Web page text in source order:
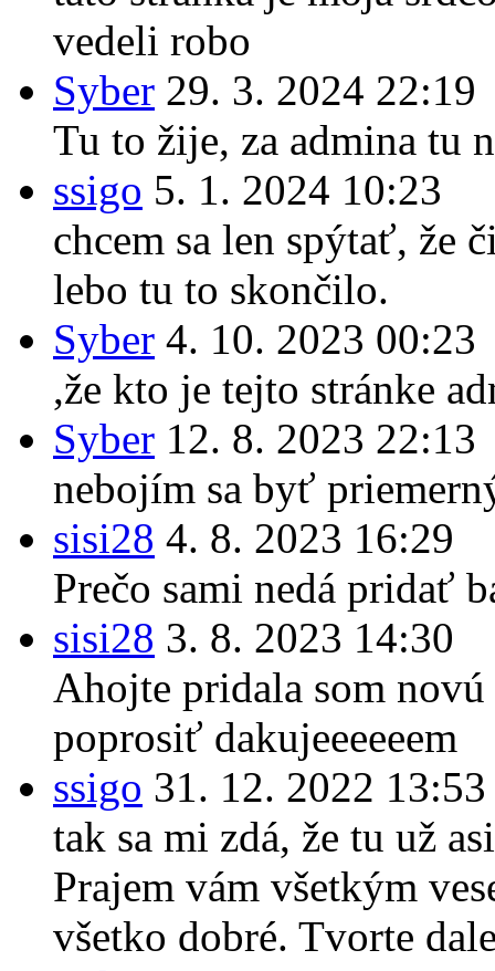
vedeli robo
Syber 29. 3. 2024 22:19
Tu to žije, za admina tu
ssigo 5. 1. 2024 10:23
chcem sa len spýtať, že
lebo tu to skončilo.
Syber 4. 10. 2023 00:23
,že kto je tejto stránke
Syber 12. 8. 2023 22:13
nebojím sa byť
sisi28 4. 8. 2023 16:29
Prečo sami nedá pridať
sisi28 3. 8. 2023 14:30
Ahojte pridala som
poprosiť dakujeeeeeem
ssigo 31. 12. 2022 13:53
tak sa mi zdá, že tu už
Prajem vám všetkým
všetko dobré. Tvorte